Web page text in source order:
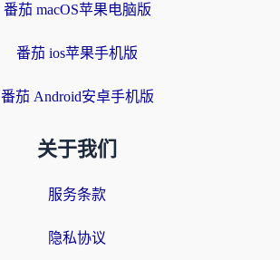
番茄 macOS苹果电脑版
番茄 ios苹果手机版
番茄 Android安卓手机版
关于我们
服务条款
隐私协议